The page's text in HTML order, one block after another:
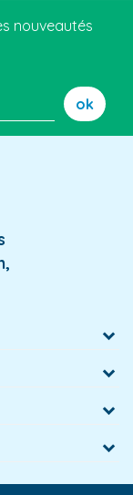
nouveautés
ok